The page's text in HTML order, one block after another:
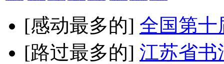
[感动最多的] 全国第十
[路过最多的] 江苏省书